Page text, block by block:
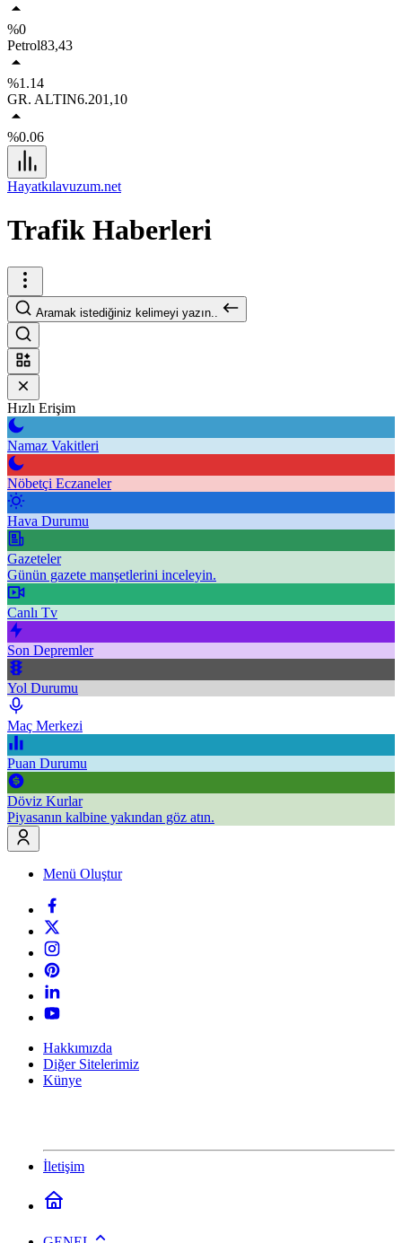
%0
Petrol83,43
%1.14
GR. ALTIN6.201,10
%0.06
Hayatkılavuzum.net
Trafik Haberleri
Aramak istediğiniz kelimeyi yazın..
Hızlı Erişim
Namaz Vakitleri
Nöbetçi Eczaneler
Hava Durumu
Gazeteler
Günün gazete manşetlerini inceleyin.
Canlı Tv
Son Depremler
Yol Durumu
Maç Merkezi
Puan Durumu
Döviz Kurlar
Piyasanın kalbine yakından göz atın.
Menü Oluştur
Hakkımızda
Diğer Sitelerimiz
Künye
İletişim